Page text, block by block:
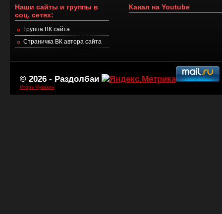
Наши сайты и группы в
соц. сетях:
Группа ВК сайта
Страничка ВК автора сайта
Канал на Youtube
© 2026 - Раздолбаи
Игорь Чувакин